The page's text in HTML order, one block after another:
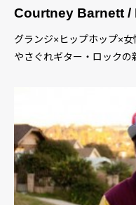
Courtney Barnett /
グランジ×ヒップホップ×女
やさぐれギター・ロックの